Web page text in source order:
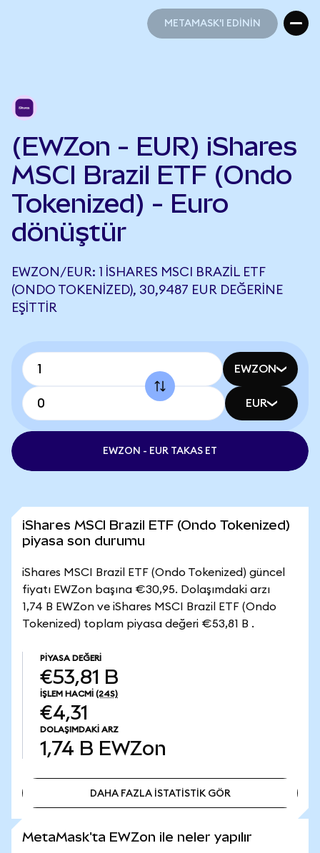
METAMASK'I EDİNİN
(EWZon - EUR) iShares
MSCI Brazil ETF (Ondo
Tokenized) - Euro
dönüştür
EWZON/EUR: 1 ISHARES MSCI BRAZIL ETF
(ONDO TOKENIZED), 30,9487 EUR DEĞERINE
EŞITTIR
EWZON
EUR
EWZON - EUR TAKAS ET
iShares MSCI Brazil ETF (Ondo Tokenized)
piyasa son durumu
iShares MSCI Brazil ETF (Ondo Tokenized) güncel
fiyatı EWZon başına €30,95. Dolaşımdaki arzı
1,74 B EWZon ve iShares MSCI Brazil ETF (Ondo
Tokenized) toplam piyasa değeri €53,81 B .
PIYASA DEĞERI
€53,81 B
İŞLEM HACMI (24S)
€4,31
DOLAŞIMDAKI ARZ
1,74 B EWZon
DAHA FAZLA İSTATİSTİK GÖR
MetaMask'ta EWZon ile neler yapılır